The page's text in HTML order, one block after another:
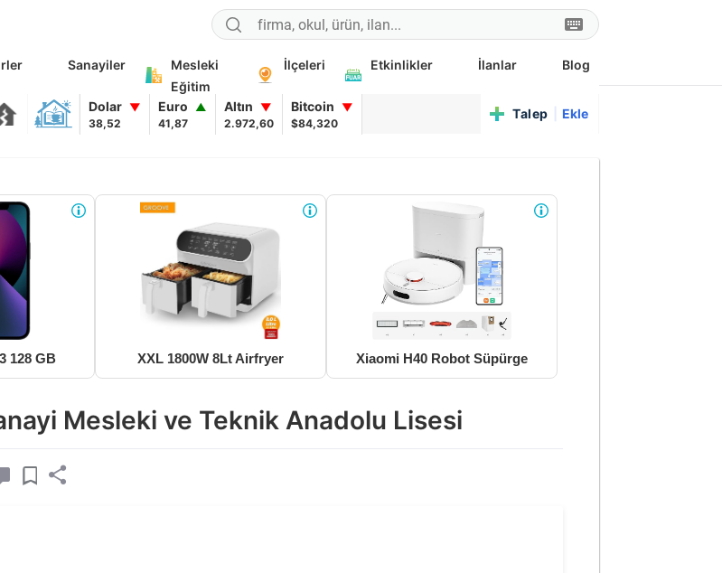
Sanayiler
Mesleki
Eğitim
İlçeleri Etkinlikler İlanlar Blog
Dolar ▼
38,52
Euro
▲
41,87
Altın ▼
2.972,60
Bitcoin ▼
$84,320
Talep Ekle
128 GB XXL 1800W 8Lt Airfryer Xiaomi H40 Robot Süpürge
Mesleki ve Teknik Anadolu Lisesi